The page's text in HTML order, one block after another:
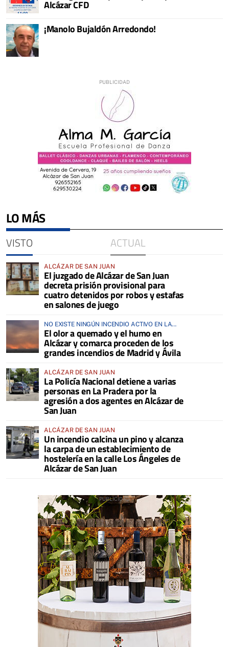
Alcázar CFD
¡Manolo Bujaldón Arredondo!
LO MÁS
VISTO ACTUAL
ALCÁZAR DE SAN JUAN
El juzgado de Alcázar de San Juan
decreta prisión provisional para
cuatro detenidos por robos y estafas
en salones de juego
NO EXISTE NINGÚN INCENDIO ACTIVO EN LA
COMARCA
El olor a quemado y el humo en
Alcázar y comarca proceden de los
grandes incendios de Madrid y Ávila
ALCÁZAR DE SAN JUAN
La Policía Nacional detiene a varias
personas en La Pradera por la
agresión a dos agentes en Alcázar de
San Juan
ALCÁZAR DE SAN JUAN
Un incendio calcina un pino y alcanza
la carpa de un establecimiento de
hostelería en la calle Los Ángeles de
Alcázar de San Juan